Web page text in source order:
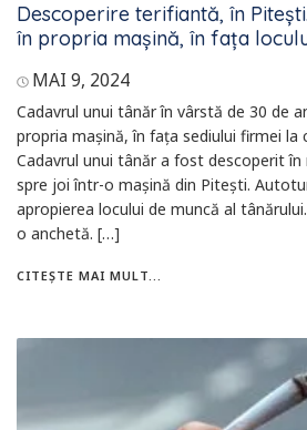
Descoperire terifiantă, în
în propria mașină, în fața
MAI 9, 2024
Cadavrul unui tânăr în vârstă de 30 de
propria mașină, în fața sediului firmei la
Cadavrul unui tânăr a fost descoperit
spre joi într-o mașină din Pitești.
apropierea locului de muncă al
o anchetă. […]
CITEȘTE MAI MULT...